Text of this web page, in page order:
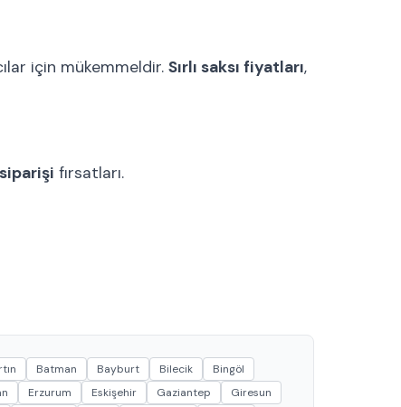
için mükemmeldir. Sırlı saksı fiyatları,
fırsatları.
Batman Bayburt Bilecik
Bingöl
Erzurum Eskişehir Gaziantep
Giresun